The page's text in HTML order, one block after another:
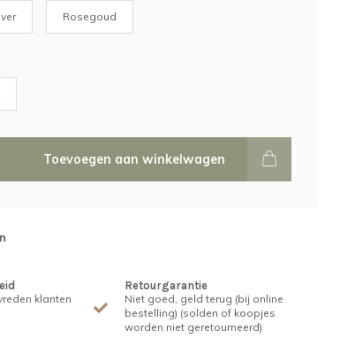
Rosegoud
Toevoegen aan winkelwagen
klanten
Retourgarantie
Niet goed, geld terug (bij online
bestelling) (solden of koopjes
worden niet geretourneerd)